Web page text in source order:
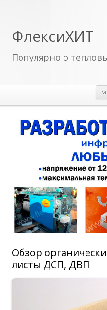
ФлексиХИТ
Популярно о
Обзор
листы ДСП, ДВП